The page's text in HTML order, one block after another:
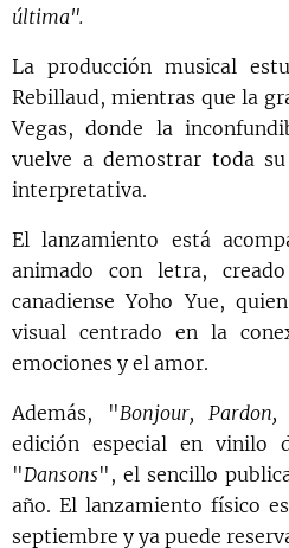
última".
La producción musical
Rebillaud, mientras que la
Vegas, donde la
vuelve a demostrar toda
interpretativa.
El lanzamiento está
animado con letra,
canadiense Yoho Yue,
visual centrado en la
emociones y el amor.
Además, "Bonjour, Pardon,
edición especial en vinilo
"Dansons", el sencillo
año. El lanzamiento físico
septiembre y ya puede